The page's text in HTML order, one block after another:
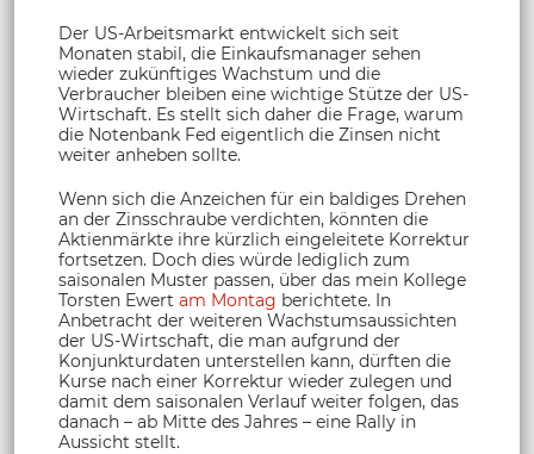
Der US-Arbeitsmarkt entwickelt sich seit
Monaten stabil, die Einkaufsmanager sehen
wieder zukünftiges Wachstum und die
Verbraucher bleiben eine wichtige Stütze der US-
Wirtschaft. Es stellt sich daher die Frage, warum
die Notenbank Fed eigentlich die Zinsen nicht
weiter anheben sollte.
Wenn sich die Anzeichen für ein baldiges Drehen
an der Zinsschraube verdichten, könnten die
Aktienmärkte ihre kürzlich eingeleitete Korrektur
fortsetzen. Doch dies würde lediglich zum
saisonalen Muster passen, über das mein Kollege
Torsten Ewert am Montag berichtete. In
Anbetracht der weiteren Wachstumsaussichten
der US-Wirtschaft, die man aufgrund der
Konjunkturdaten unterstellen kann, dürften die
Kurse nach einer Korrektur wieder zulegen und
damit dem saisonalen Verlauf weiter folgen, das
danach – ab Mitte des Jahres – eine Rally in
Aussicht stellt.